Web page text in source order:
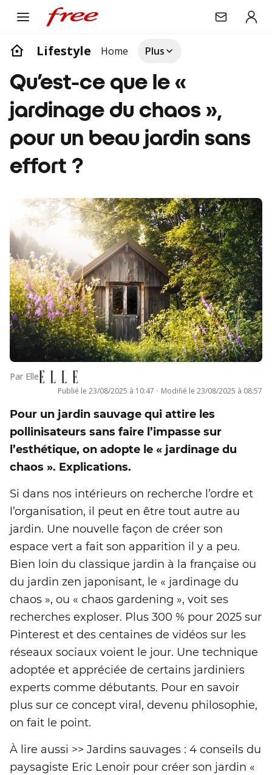
Lifestyle Home Plus
Qu’est-ce que le «
jardinage du chaos »,
pour un beau jardin sans
effort ?
Par Elle
Publié le 23/08/2025 à 10:47 · Modifié le 23/08/2025 à 08:57
Pour un jardin sauvage qui attire les
pollinisateurs sans faire l’impasse sur
l’esthétique, on adopte le « jardinage du
chaos ». Explications.
Si dans nos intérieurs on recherche l’ordre et
l’organisation, il peut en être tout autre au
jardin. Une nouvelle façon de créer son
espace vert a fait son apparition il y a peu.
Bien loin du classique jardin à la française ou
du jardin zen japonisant, le « jardinage du
chaos », ou « chaos gardening », voit ses
recherches exploser. Plus 300 % pour 2025 sur
Pinterest et des centaines de vidéos sur les
réseaux sociaux voient le jour. Une technique
adoptée et appréciée de certains jardiniers
experts comme débutants. Pour en savoir
plus sur ce concept viral, devenu philosophie,
on fait le point.
À lire aussi >> Jardins sauvages : 4 conseils du
paysagiste Eric Lenoir pour créer son jardin «